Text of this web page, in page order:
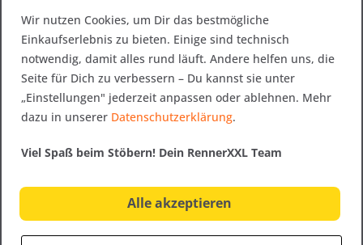
Wir nutzen Cookies, um Dir das bestmögliche
Einkaufserlebnis zu bieten. Einige sind technisch
notwendig, damit alles rund läuft. Andere helfen uns, die
Seite für Dich zu verbessern – Du kannst sie unter
„Einstellungen" jederzeit anpassen oder ablehnen. Mehr
dazu in unserer Datenschutzerklärung.
Viel Spaß beim Stöbern! Dein RennerXXL Team
Alle akzeptieren